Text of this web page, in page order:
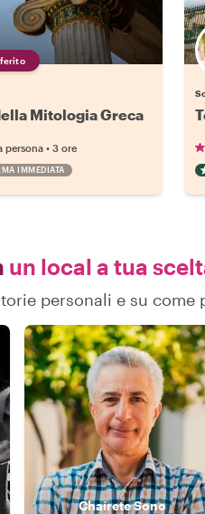
Mitologia Greca
persona • 3 ore
IMMEDIATA
un local a tua
personali e su come
ChaíreteSono